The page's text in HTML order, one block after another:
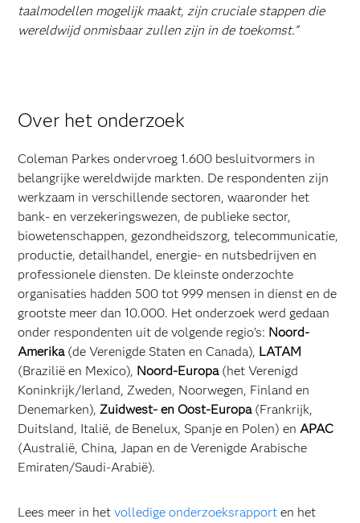
taalmodellen mogelijk maakt, zijn cruciale stappen die
wereldwijd onmisbaar zullen zijn in de toekomst."
Over het onderzoek
Coleman Parkes ondervroeg 1.600 besluitvormers in
belangrijke wereldwijde markten. De respondenten zijn
werkzaam in verschillende sectoren, waaronder het
bank- en verzekeringswezen, de publieke sector,
biowetenschappen, gezondheidszorg, telecommunicatie,
productie, detailhandel, energie- en nutsbedrijven en
professionele diensten. De kleinste onderzochte
organisaties hadden 500 tot 999 mensen in dienst en de
grootste meer dan 10.000. Het onderzoek werd gedaan
onder respondenten uit de volgende regio’s: Noord-
Amerika(de Verenigde Staten en Canada), LATAM
(Brazilië en Mexico), Noord-Europa(het Verenigd
Koninkrijk/Ierland, Zweden, Noorwegen, Finland en
Denemarken),Zuidwest- en Oost-Europa(Frankrijk,
Duitsland, Italië, de Benelux, Spanje en Polen) enAPAC
(Australië, China, Japan en de Verenigde Arabische
Emiraten/Saudi-Arabië).
Lees meer in hetvolledige onderzoeksrapport en het